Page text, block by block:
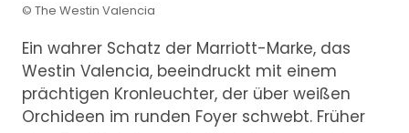
© The Westin Valencia
Ein wahrer Schatz der Marriott-Marke, das
Westin Valencia, beeindruckt mit einem
prächtigen Kronleuchter, der über weißen
Orchideen im runden Foyer schwebt. Früher